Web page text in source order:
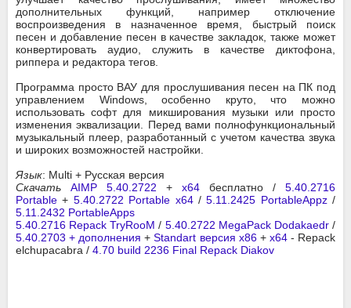
дополнительных функций, например отключение
воспроизведения в назначенное время, быстрый поиск
песен и добавление песен в качестве закладок, также может
конвертировать аудио, служить в качестве диктофона,
риппера и редактора тегов.
Программа просто ВАУ для прослушивания песен на ПК под
управлением Windows, особенно круто, что можно
использовать софт для микширования музыки или просто
изменения эквализации. Перед вами полнофункциональный
музыкальный плеер, разработанный с учетом качества звука
и широких возможностей настройки.
Язык: Multi + Русская версия
Скачать
AIMP 5.40.2722 + x64 бесплатно / 5.40.2716
Portable + 5.40.2722 Portable x64/5.11.2425 PortableAppz/
5.11.2432 PortableApps
5.40.2716 Repack TryRooM / 5.40.2722 MegaPack Dodakaedr/
5.40.2703 + дополнения +Standart версия x86+ x64- Repack
elchupacabra / 4.70 build 2236 Final Repack Diakov